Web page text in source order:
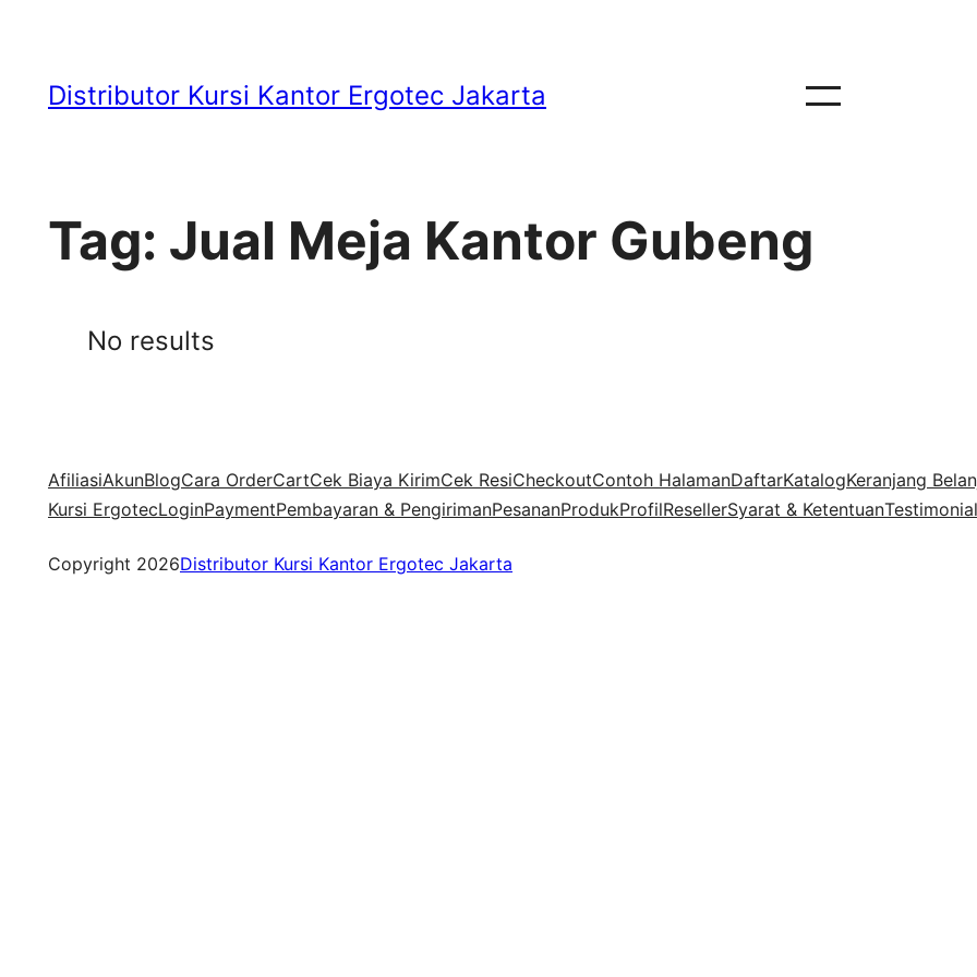
content
Distributor Kursi Kantor Ergotec Jakarta
Tag: Jual Meja Kantor Gubeng
No results
AfiliasiAkunBlogCara OrderCartCek Biaya KirimCek ResiCheckoutContoh HalamanDaftarKatalogKeranjang
Kursi ErgotecLoginPaymentPembayaran & PengirimanPesananProdukProfilResellerSyarat & KetentuanTestimonial
Copyright 2026Distributor Kursi Kantor Ergotec Jakarta